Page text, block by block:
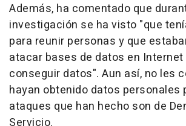
Además, ha comentado que
investigación se ha visto "que
para reunir personas y que
atacar bases de datos en Internet
conseguir datos". Aun así, no les
hayan obtenido datos personales
ataques que han hecho son de
Servicio.